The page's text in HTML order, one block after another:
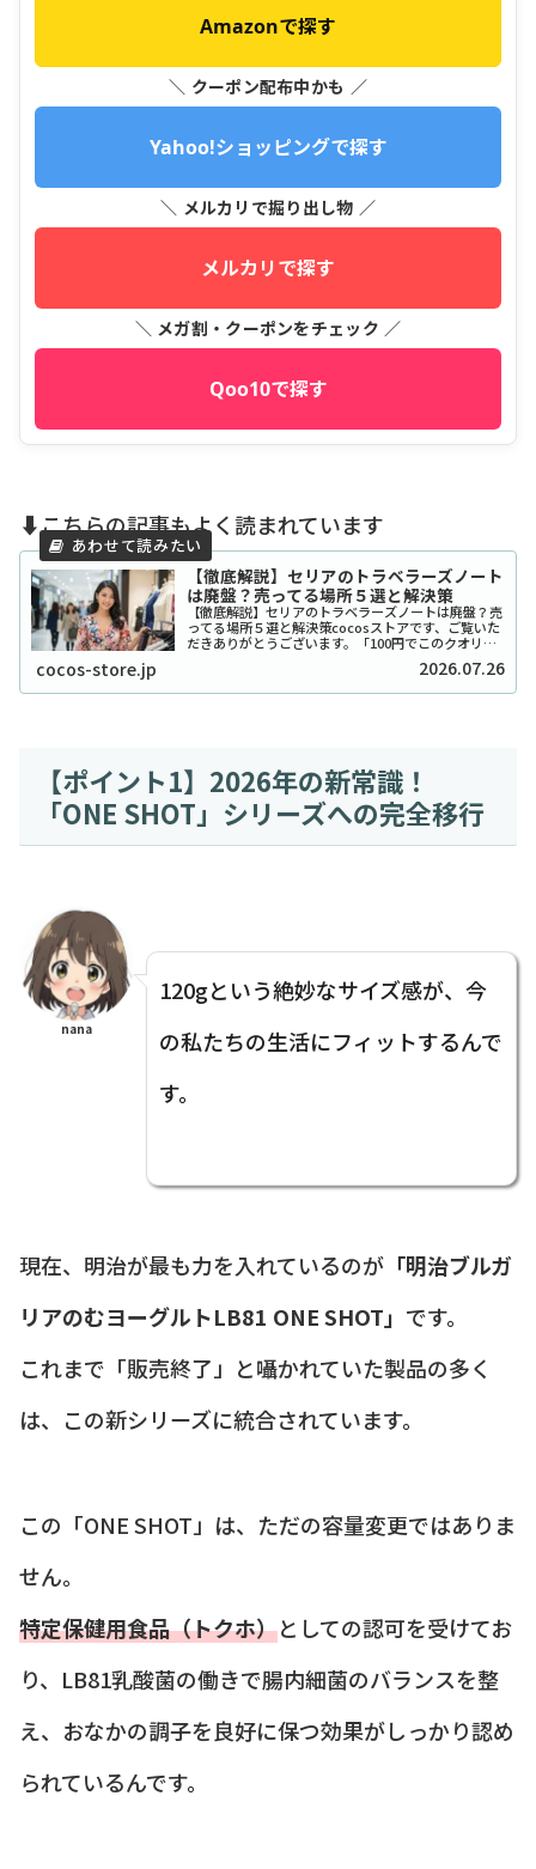
Amazonで探す
＼ クーポン配布中かも ／
Yahoo!ショッピングで探す
＼ メルカリで掘り出し物 ／
メルカリで探す
＼ メガ割・クーポンをチェック ／
Qoo10で探す
⬇️こちらの記事もよく読まれています
【徹底解説】セリアのトラベラーズノート
は廃盤？売ってる場所５選と解決策
【徹底解説】セリアのトラベラーズノートは廃盤？売
ってる場所５選と解決策cocosストアです、ご覧いた
だきありがとうございます。「100円でこのクオリテ
ィ！？」とSNSで爆発的な人気を博したセリアのトラ
ベラーズノート風リフィルやカバーですが、...
cocos-store.jp 2026.07.26
【ポイント1】2026年の新常識！
「ONE SHOT」シリーズへの完全移行
nana
120gという絶妙なサイズ感が、今
の私たちの生活にフィットするんで
す。
現在、明治が最も力を入れているのが 「明治ブルガ
リアのむヨーグルトLB81 ONE SHOT」 です。
これまで「販売終了」と囁かれていた製品の多く
は、この新シリーズに統合されています。
この「ONE SHOT」は、ただの容量変更ではありま
せん。
特定保健用食品（トクホ）としての認可を受けてお
り、LB81乳酸菌の働きで腸内細菌のバランスを整
え、おなかの調子を良好に保つ効果がしっかり認め
られているんです。